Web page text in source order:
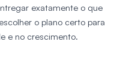
exatamente o que
o plano certo para
e no crescimento.